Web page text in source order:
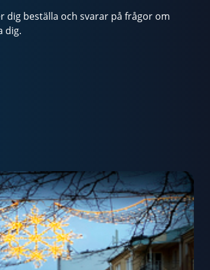
dig beställa och svarar på frågor om
dig.